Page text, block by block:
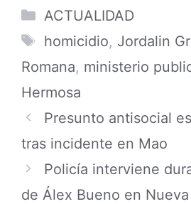
Categories
ACTUALIDAD
Tags
homicidio, Jordalin
Romana, ministerio
Hermosa
Presunto antisocial
tras incidente en Mao
Policía interviene
de Álex Bueno en Nueva